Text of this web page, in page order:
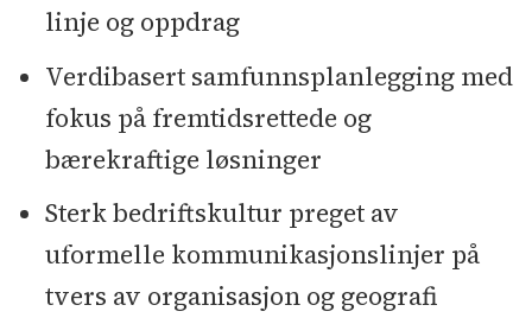
linje og oppdrag
Verdibasert samfunnsplanlegging med
fokus på fremtidsrettede og
bærekraftige løsninger
Sterk bedriftskultur preget av
uformelle kommunikasjonslinjer på
tvers av organisasjon og geografi